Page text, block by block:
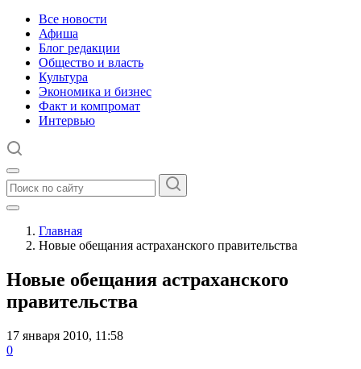
Все новости
Афиша
Блог редакции
Общество и власть
Культура
Экономика и бизнес
Факт и компромат
Интервью
Главная
Новые обещания астраханского правительства
Новые обещания астраханского
правительства
17 января 2010, 11:58
0